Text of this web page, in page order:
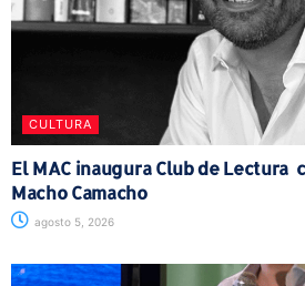
CULTURA
El MAC inaugura Club de Lectura
Macho Camacho
agosto 5, 2026